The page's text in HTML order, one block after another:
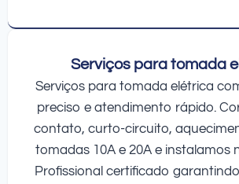
Serviços para tomada
Serviços para tomada elétrica
preciso e atendimento rápido.
contato, curto-circuito,
tomadas 10A e 20A e instalamos
Profissional certificado